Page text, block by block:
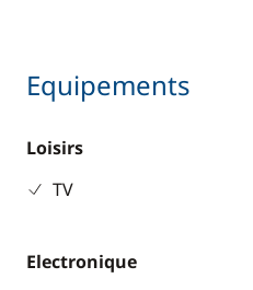
Equipements
Loisirs
TV
Electronique